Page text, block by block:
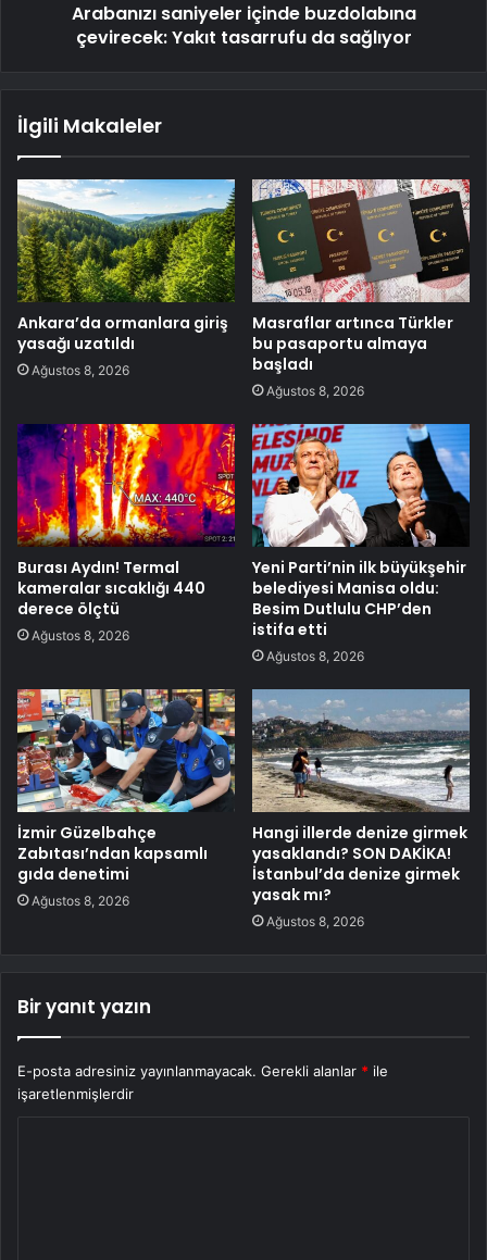
Arabanızı saniyeler içinde buzdolabına
çevirecek: Yakıt tasarrufu da sağlıyor
İlgili Makaleler
Ankara’da ormanlara giriş
yasağı uzatıldı
Ağustos 8, 2026
Masraflar artınca Türkler
bu pasaportu almaya
başladı
Ağustos 8, 2026
Burası Aydın! Termal
kameralar sıcaklığı 440
derece ölçtü
Ağustos 8, 2026
Yeni Parti’nin ilk büyükşehir
belediyesi Manisa oldu:
Besim Dutlulu CHP’den
istifa etti
Ağustos 8, 2026
İzmir Güzelbahçe
Zabıtası’ndan kapsamlı
gıda denetimi
Ağustos 8, 2026
Hangi illerde denize girmek
yasaklandı? SON DAKİKA!
İstanbul’da denize girmek
yasak mı?
Ağustos 8, 2026
Bir yanıt yazın
E-posta adresiniz yayınlanmayacak. Gerekli alanlar * ile
işaretlenmişlerdir